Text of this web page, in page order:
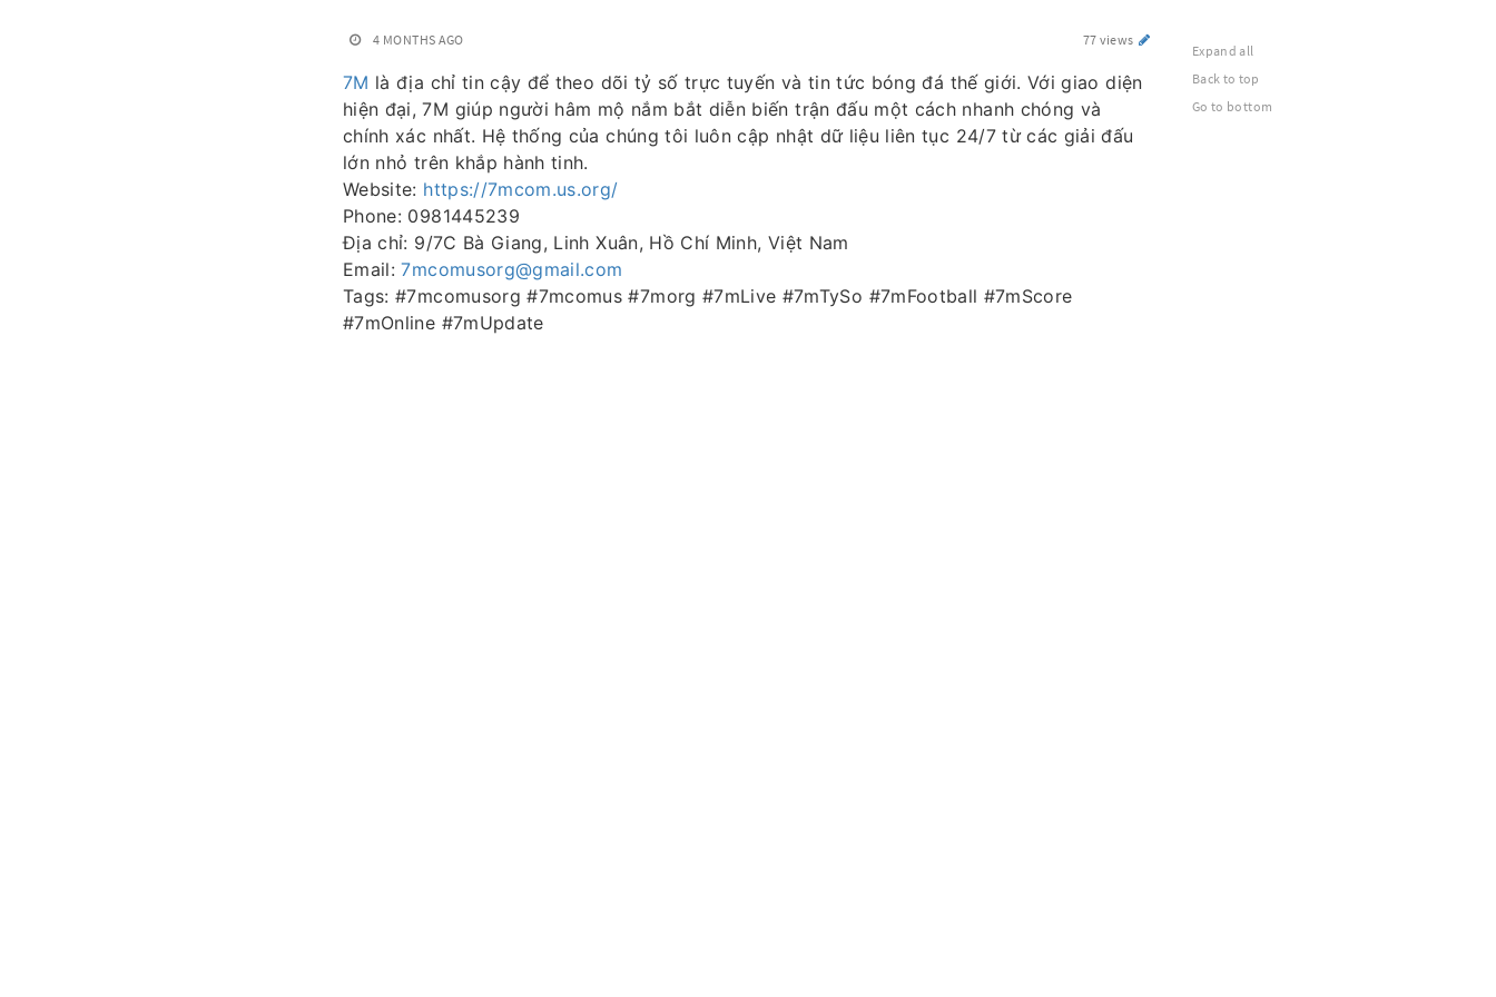
4 MONTHS AGO 77 views
7M là địa chỉ tin cậy để theo dõi tỷ số trực tuyến và tin tức bóng đá thế giới. Với giao diện
hiện đại, 7M giúp người hâm mộ nắm bắt diễn biến trận đấu một cách nhanh chóng và
chính xác nhất. Hệ thống của chúng tôi luôn cập nhật dữ liệu liên tục 24/7 từ các giải đấu
lớn nhỏ trên khắp hành tinh.
Website: https://7mcom.us.org/
Phone: 0981445239
Địa chỉ: 9/7C Bà Giang, Linh Xuân, Hồ Chí Minh, Việt Nam
Email:7mcomusorg@gmail.com
Tags: #7mcomusorg #7mcomus #7morg #7mLive #7mTySo #7mFootball #7mScore
#7mOnline #7mUpdate
Expand all
Back to top
Go to bottom